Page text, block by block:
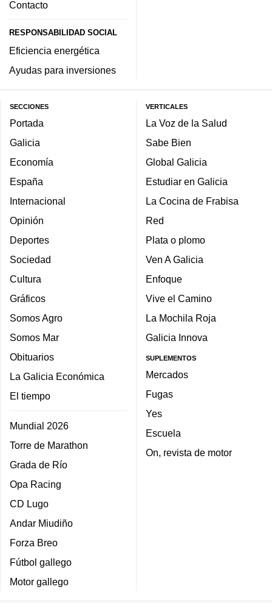
Contacto
RESPONSABILIDAD SOCIAL
Eficiencia energética
Ayudas para inversiones
SECCIONES
Portada
Galicia
Economía
España
Internacional
Opinión
Deportes
Sociedad
Cultura
Gráficos
Somos Agro
Somos Mar
Obituarios
La Galicia Económica
El tiempo
Mundial 2026
Torre de Marathon
Grada de Río
Opa Racing
CD Lugo
Andar Miudiño
Forza Breo
Fútbol gallego
Motor gallego
VERTICALES
La Voz de la Salud
Sabe Bien
Global Galicia
Estudiar en Galicia
La Cocina de Frabisa
Red
Plata o plomo
Ven A Galicia
Enfoque
Vive el Camino
La Mochila Roja
Galicia Innova
SUPLEMENTOS
Mercados
Fugas
Yes
Escuela
On, revista de motor